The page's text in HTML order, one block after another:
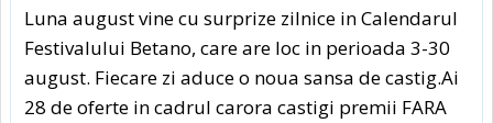
Luna august vine cu surprize zilnice in Calendarul
Festivalului Betano, care are loc in perioada 3-30
august. Fiecare zi aduce o noua sansa de castig.Ai
28 de oferte in cadrul carora castigi premii FARA